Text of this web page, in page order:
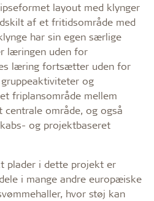
layout med klynger
af et fritidsområde med
har sin egen særlige
læringen uden for
læring fortsætter uden for
og
friplansområde mellem
område, og også
og projektbaseret
plader i dette projekt er
i mange andre europæiske
hvor støj kan